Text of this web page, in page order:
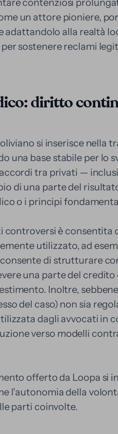
contenziosi
un attore pioniere,
adattandolo alla realtà
sostenere reclami
diritto
si inserisce nella
una base stabile per lo
tra privati —
di una parte del
o i principi
controversi è consentita
utilizzato, ad
di strutturare
una parte del
Inoltre,
del caso) non sia
dagli avvocati in
verso modelli
offerto da Loopa si
l'autonomia della
parti coinvolte.